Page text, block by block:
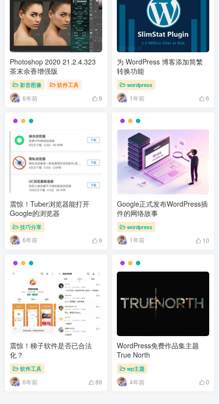
Photoshop 2020 21.2.4.323
茶末余香增强版
影音图像 软件工具
6年前 9
为 WordPress 博客添加简繁
转换功能
wordpress
1年前 6
震惊！Tuber浏览器能打开
Google的浏览器
技巧分享
6年前 9
Google正式发布WordPress插
件的网络故事
wordpress
1年前 10
震惊！梯子软件是否已合法
化？
软件工具
6年前 89
WordPress免费作品集主题
True North
wp主题
4年前 0